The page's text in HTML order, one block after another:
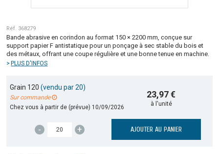
Réf. 368279
Bande abrasive en corindon au format 150 × 2200 mm, conçue sur
support papier F antistatique pour un ponçage à sec stable du bois et
des métaux, offrant une coupe régulière et une bonne tenue en machine.
PLUS D'INFOS
Grain 120(vendu par 20)
Sur commande
Chez vous à partir de (prévue) 10/09/2026
23,97 €
à l'unité
- + AJOUTER AU PANIER